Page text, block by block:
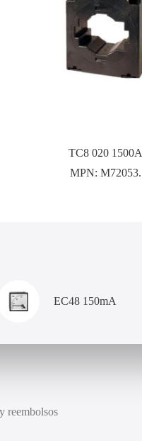
TC8 020 1500A
MPN: M72053.
EC48 150mA
reembolsos